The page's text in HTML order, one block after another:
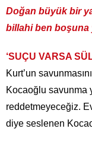
Doğan büyük bir
billahi ben boşuna
‘SUÇU VARSA
Kurt’un
Kocaoğlu savunma
reddetmeyeceğiz.
diye seslenen